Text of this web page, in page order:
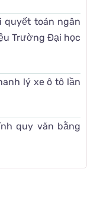
quyết toán ngân
Trường Đại học
lý xe ô tô lần
quy văn bằng